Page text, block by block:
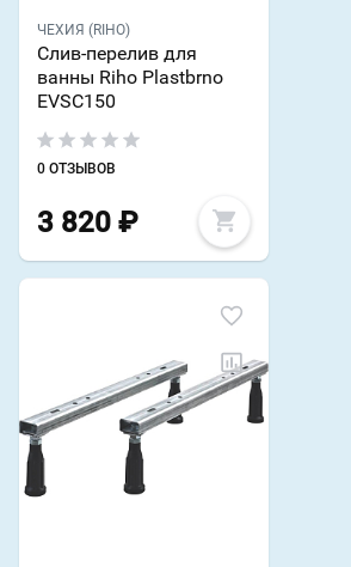
ЧЕХИЯ (RIHO)
Слив-перелив для
ванны Riho Plastbrno
EVSC150
0 ОТЗЫВОВ
3 820 ₽